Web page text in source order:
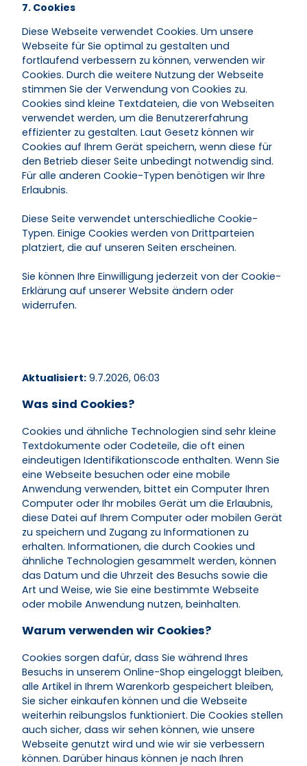
7. Cookies
Diese Webseite verwendet Cookies. Um unsere
Webseite für Sie optimal zu gestalten und
fortlaufend verbessern zu können, verwenden wir
Cookies. Durch die weitere Nutzung der Webseite
stimmen Sie der Verwendung von Cookies zu.
Cookies sind kleine Textdateien, die von Webseiten
verwendet werden, um die Benutzererfahrung
effizienter zu gestalten. Laut Gesetz können wir
Cookies auf Ihrem Gerät speichern, wenn diese für
den Betrieb dieser Seite unbedingt notwendig sind.
Für alle anderen Cookie-Typen benötigen wir Ihre
Erlaubnis.
Diese Seite verwendet unterschiedliche Cookie-
Typen. Einige Cookies werden von Drittparteien
platziert, die auf unseren Seiten erscheinen.
Sie können Ihre Einwilligung jederzeit von der Cookie-
Erklärung auf unserer Website ändern oder
widerrufen.
Aktualisiert: 9.7.2026, 06:03
Was sind Cookies?
Cookies und ähnliche Technologien sind sehr kleine
Textdokumente oder Codeteile, die oft einen
eindeutigen Identifikationscode enthalten. Wenn Sie
eine Webseite besuchen oder eine mobile
Anwendung verwenden, bittet ein Computer Ihren
Computer oder Ihr mobiles Gerät um die Erlaubnis,
diese Datei auf Ihrem Computer oder mobilen Gerät
zu speichern und Zugang zu Informationen zu
erhalten. Informationen, die durch Cookies und
ähnliche Technologien gesammelt werden, können
das Datum und die Uhrzeit des Besuchs sowie die
Art und Weise, wie Sie eine bestimmte Webseite
oder mobile Anwendung nutzen, beinhalten.
Warum verwenden wir Cookies?
Cookies sorgen dafür, dass Sie während Ihres
Besuchs in unserem Online-Shop eingeloggt bleiben,
alle Artikel in Ihrem Warenkorb gespeichert bleiben,
Sie sicher einkaufen können und die Webseite
weiterhin reibungslos funktioniert. Die Cookies stellen
auch sicher, dass wir sehen können, wie unsere
Webseite genutzt wird und wie wir sie verbessern
können. Darüber hinaus können je nach Ihren